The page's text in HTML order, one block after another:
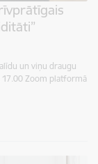
un viņu draugu
Zoom platformā